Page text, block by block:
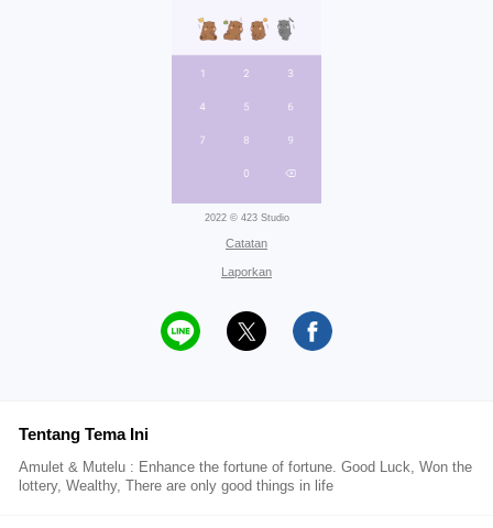
2022 © 423 Studio
Catatan
Laporkan
Tentang Tema Ini
Amulet & Mutelu : Enhance the fortune of fortune. Good Luck, Won the
lottery, Wealthy, There are only good things in life